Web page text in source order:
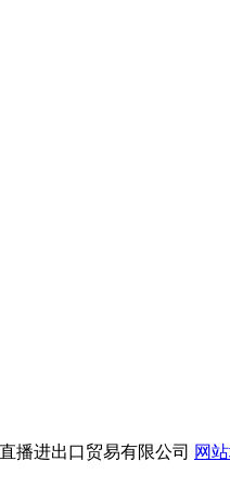
播进出口贸易有限公司 网